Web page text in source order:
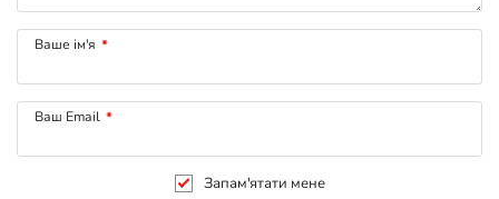
Ваше ім'я *
Ваш Email *
Запам'ятати мене